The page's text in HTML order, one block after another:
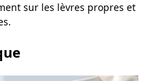
sur les lèvres propres et